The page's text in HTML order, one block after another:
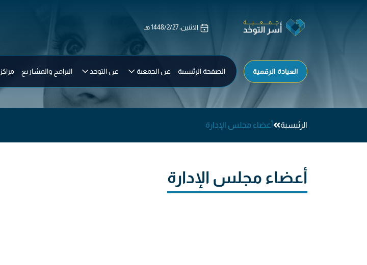
العيادة الرقمية الصفحة الرئيسية عن الجمعية عن التوحد البرامج والمشاريع
الرئيسية أعضاء مجلس الإدارة
أعضاء مجلس الإدارة​